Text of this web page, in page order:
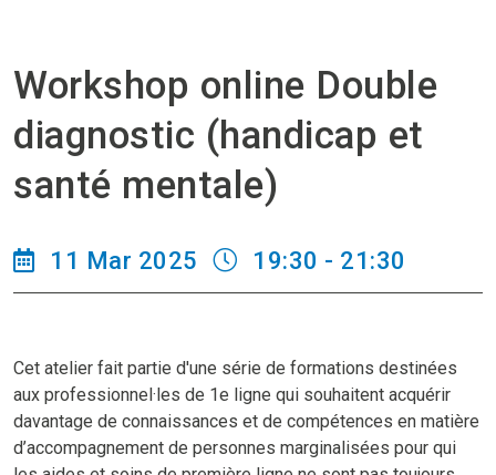
Workshop online Double
diagnostic (handicap et
santé mentale)
11 Mar 2025 19:30 - 21:30
Cet atelier fait partie d'une série de formations destinées
aux professionnel·les de 1e ligne qui souhaitent acquérir
davantage de connaissances et de compétences en matière
d’accompagnement de personnes marginalisées pour qui